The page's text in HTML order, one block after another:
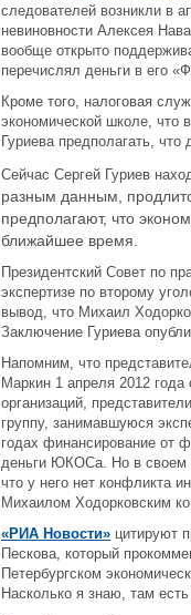
следователей возникли в
невиновности Алексея
вообще открыто
перечислял деньги в его
Кроме того, налоговая
экономической школе, что
Гуриева предполагать,
Сейчас Сергей Гуриев
разным данным,
предполагают, что
ближайшее время.
Президентский Совет по
экспертизе по второму
вывод, что Михаил
Заключение Гуриева
Напомним, что
Маркин 1 апреля 2012
организаций,
группу, занимавшуюся
годах финансирование от
деньги ЮКОСа. Но в своем
что у него нет конфликта
Михаилом Ходорковским
«РИА Новости» цитируют
Пескова, который
Петербургском
Насколько я знаю, там